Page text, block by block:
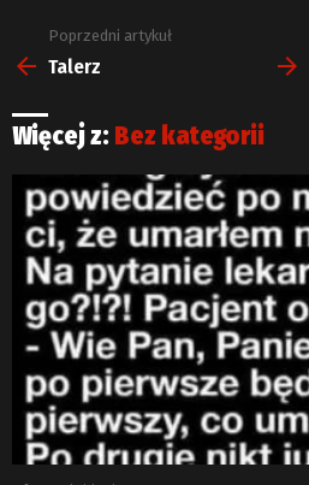
Zobacz
więcej
Poprzedni artykuł
Talerz
Więcej z: Bez kategorii